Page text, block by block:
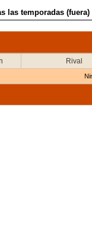
las temporadas (fuera)
Rival